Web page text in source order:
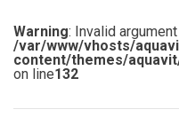
Warning: Invalid
/var/www/vhosts/
content/themes/
on line132